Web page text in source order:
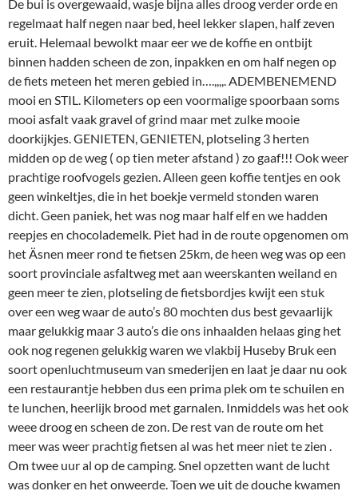
De bui is overgewaaid, wasje bijna alles droog verder orde en
regelmaat half negen naar bed, heel lekker slapen, half zeven
eruit. Helemaal bewolkt maar eer we de koffie en ontbijt
binnen hadden scheen de zon, inpakken en om half negen op
de fiets meteen het meren gebied in….,,,,. ADEMBENEMEND
mooi en STIL. Kilometers op een voormalige spoorbaan soms
mooi asfalt vaak gravel of grind maar met zulke mooie
doorkijkjes. GENIETEN, GENIETEN, plotseling 3 herten
midden op de weg ( op tien meter afstand ) zo gaaf!!! Ook weer
prachtige roofvogels gezien. Alleen geen koffie tentjes en ook
geen winkeltjes, die in het boekje vermeld stonden waren
dicht. Geen paniek, het was nog maar half elf en we hadden
reepjes en chocolademelk. Piet had in de route opgenomen om
het Äsnen meer rond te fietsen 25km, de heen weg was op een
soort provinciale asfaltweg met aan weerskanten weiland en
geen meer te zien, plotseling de fietsbordjes kwijt een stuk
over een weg waar de auto’s 80 mochten dus best gevaarlijk
maar gelukkig maar 3 auto’s die ons inhaalden helaas ging het
ook nog regenen gelukkig waren we vlakbij Huseby Bruk een
soort openluchtmuseum van smederijen en laat je daar nu ook
een restaurantje hebben dus een prima plek om te schuilen en
te lunchen, heerlijk brood met garnalen. Inmiddels was het ook
weee droog en scheen de zon. De rest van de route om het
meer was weer prachtig fietsen al was het meer niet te zien .
Om twee uur al op de camping. Snel opzetten want de lucht
was donker en het onweerde. Toen we uit de douche kwamen